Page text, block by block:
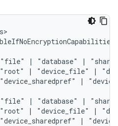
| "database" |
"root"
| "device_file" |
"device_sharedpref"
|
| "database" |
"root"
| "device_file" |
"device_sharedpref"
|